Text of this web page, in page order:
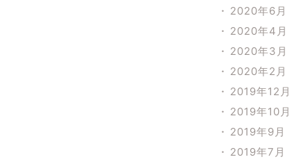
2020年6月
2020年4月
2020年3月
2020年2月
2019年12月
2019年10月
2019年9月
2019年7月